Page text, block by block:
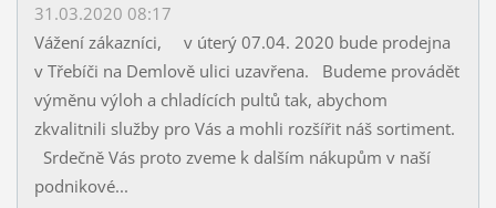
31.03.2020 08:17
Vážení zákazníci, v úterý 07.04. 2020 bude prodejna
v Třebíči na Demlově ulici uzavřena. Budeme provádět
výměnu výloh a chladících pultů tak, abychom
zkvalitnili služby pro Vás a mohli rozšířit náš sortiment.
Srdečně Vás proto zveme k dalším nákupům v naší
podnikové...